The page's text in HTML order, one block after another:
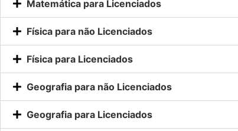
Matemática para Licenciados
Física para não Licenciados
Física para Licenciados
Geografia para não Licenciados
Geografia para Licenciados